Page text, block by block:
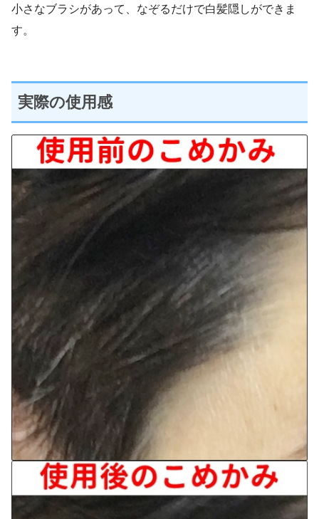
小さなブラシがあって、なぞるだけで白髪隠しができま
す。
実際の使用感